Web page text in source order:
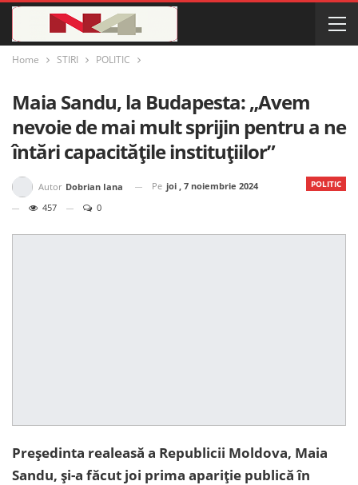
Home STIRI POLITIC
Maia Sandu, la Budapesta: „Avem
nevoie de mai mult sprijin pentru a ne
întări capacitățile instituțiilor”
POLITIC
Autor Dobrian Iana Pe joi , 7 noiembrie 2024
457
0
Președinta realeasă a Republicii Moldova, Maia
Sandu, și-a făcut joi prima apariție publică în